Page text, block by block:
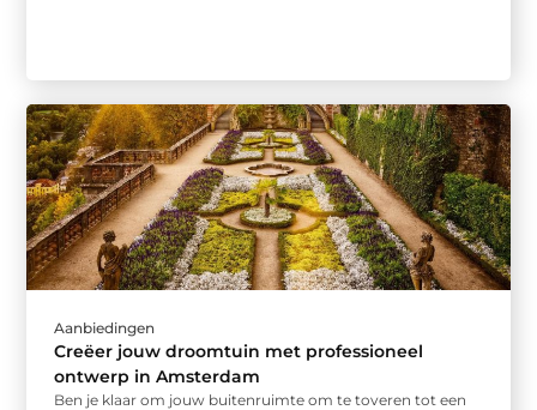
Aanbiedingen
Creëer jouw droomtuin met professioneel
ontwerp in Amsterdam
Ben je klaar om jouw buitenruimte om te toveren tot een